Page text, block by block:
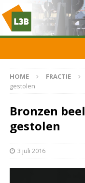
HOME FRACTIE
gestolen
Bronzen
gestolen
3 juli 2016